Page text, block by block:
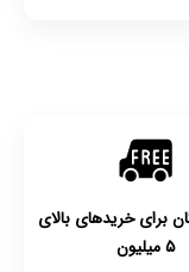
برای خریدهای بالای
۵ میلیون